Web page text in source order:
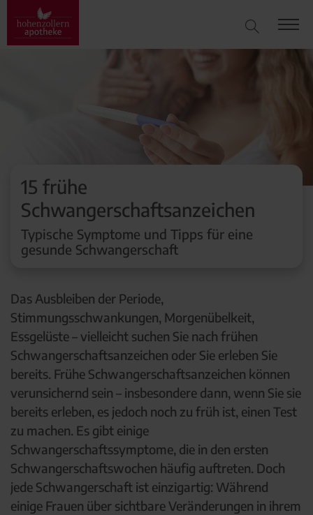
15 frühe
Schwangerschaftsanzeichen
Typische Symptome und Tipps für eine
gesunde Schwangerschaft
Das Ausbleiben der Periode,
Stimmungsschwankungen, Morgenübelkeit,
Essgelüste – vielleicht suchen Sie nach frühen
Schwangerschaftsanzeichen oder Sie erleben Sie
bereits. Frühe Schwangerschaftsanzeichen können
verunsichernd sein – insbesondere dann, wenn Sie sie
bereits erleben, es jedoch noch zu früh ist, einen Test
zu machen. Es gibt einige
Schwangerschaftssymptome, die in den ersten
Schwangerschaftswochen häufig auftreten. Doch
jede Schwangerschaft ist einzigartig: Während
einige Frauen über sichtbare Veränderungen in ihrem